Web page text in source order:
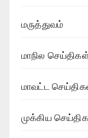
மருத்துவம்
மாநில
மாவட்ட
முக்கிய